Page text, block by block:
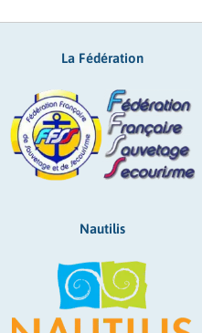
La Fédération
Nautilis